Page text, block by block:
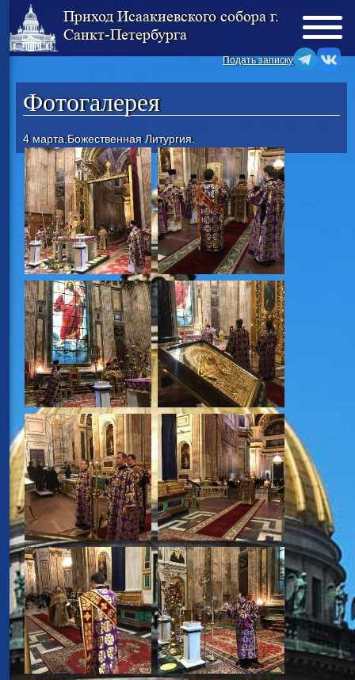
Приход Исаакиевского собора г.
Санкт-Петербурга
Подать записку
Фотогалерея
4 марта.Божественная Литургия.